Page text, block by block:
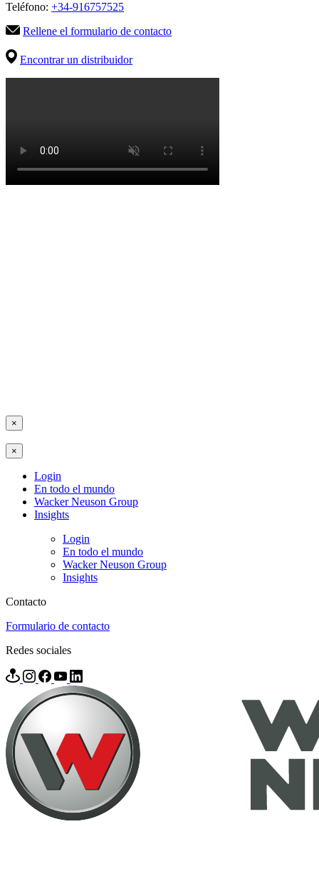
Teléfono: +34-916757525
Rellene el formulario de contacto
Encontrar un distribuidor
×
×
Login
En todo el mundo
Wacker Neuson Group
Insights
Login
En todo el mundo
Wacker Neuson Group
Insights
Contacto
Formulario de contacto
Redes sociales